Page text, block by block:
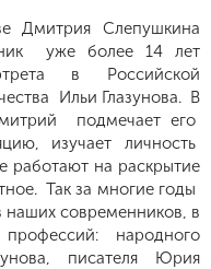
Дмитрия Слепушкина
уже более 14 лет
в Российской
Ильи Глазунова. В
подмечает его
изучает личность
работают на раскрытие
Так за многие годы
наших современников, в
народного
писателя Юрия